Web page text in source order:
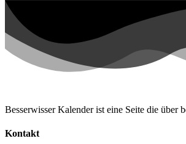
Besserwisser Kalender ist eine Seite die über
Kontakt